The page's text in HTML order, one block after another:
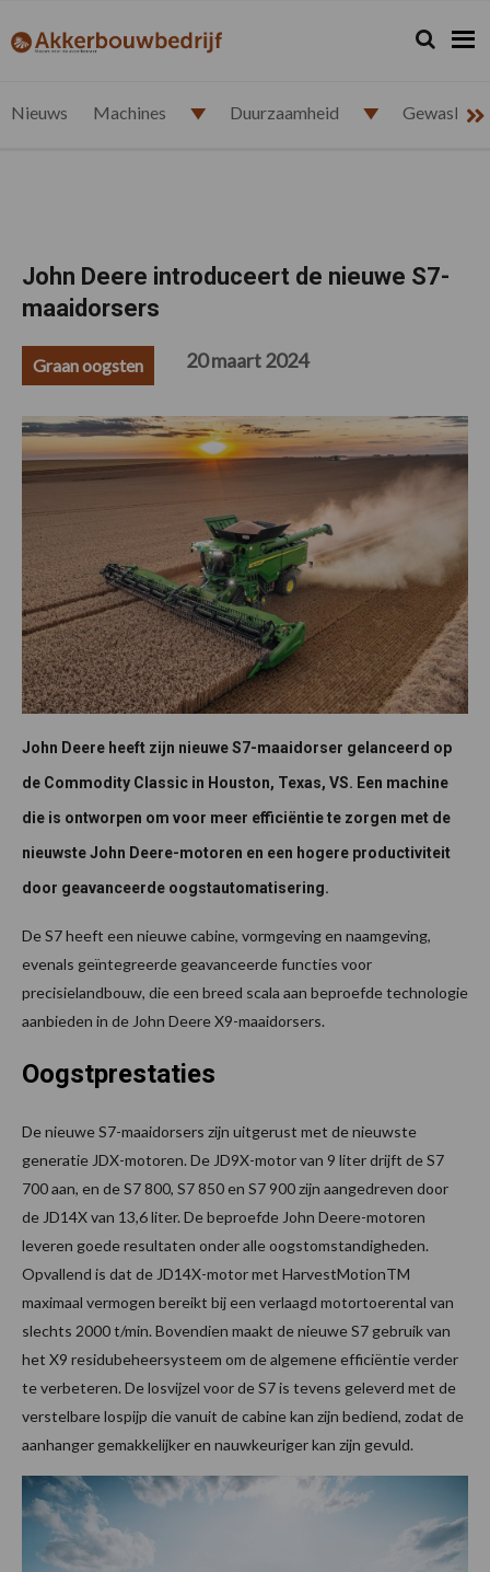
de
de
de
de
akkerbouwbedrijf.nl Zoeken...
Zoek
Nieuws Machines Duurzaamheid
John Deere introduceert de nieuwe S7-
maaidorsers
Graan oogsten 20 maart 2024
John Deere heeft zijn nieuwe S7-maaidorser gelanceerd op
de Commodity Classic in Houston, Texas, VS. Een machine
die is ontworpen om voor meer efficiëntie te zorgen met de
nieuwste John Deere-motoren en een hogere productiviteit
door geavanceerde oogstautomatisering.
De S7 heeft een nieuwe cabine, vormgeving en naamgeving,
evenals geïntegreerde geavanceerde functies voor
precisielandbouw, die een breed scala aan beproefde technologie
aanbieden in de John Deere X9-maaidorsers.
Oogstprestaties
De nieuwe S7-maaidorsers zijn uitgerust met de nieuwste
generatie JDX-motoren. De JD9X-motor van 9 liter drijft de S7
700 aan, en de S7 800, S7 850 en S7 900 zijn aangedreven door
de JD14X van 13,6 liter. De beproefde John Deere-motoren
leveren goede resultaten onder alle oogstomstandigheden.
Opvallend is dat de JD14X-motor met HarvestMotionTM
maximaal vermogen bereikt bij een verlaagd motortoerental van
slechts 2000 t/min. Bovendien maakt de nieuwe S7 gebruik van
het X9 residubeheersysteem om de algemene efficiëntie verder
te verbeteren. De losvijzel voor de S7 is tevens geleverd met de
verstelbare lospijp die vanuit de cabine kan zijn bediend, zodat de
aanhanger gemakkelijker en nauwkeuriger kan zijn gevuld.